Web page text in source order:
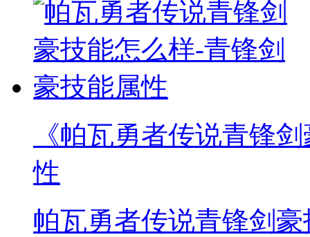
《帕瓦勇者传说青锋
性
帕瓦勇者传说青锋剑